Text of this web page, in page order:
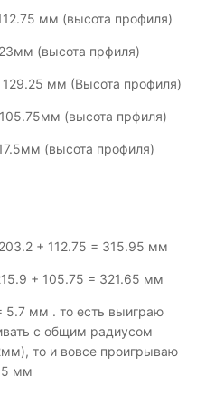
мм (высота профиля)
(высота прфиля)
мм (Высота профиля)
(высота прфиля)
(высота профиля)
+ 112.75 = 315.95 мм
+ 105.75 = 321.65 мм
5.7 мм . то есть выиграю
с общим радиусом
то и вовсе проигрываю
мм